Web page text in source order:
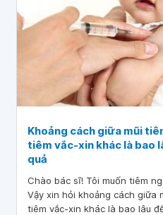
Khoảng cách giữa mũi
tiêm vắc-xin khác là bao
quả
Chào bác sĩ! Tôi muốn tiêm
Vậy xin hỏi khoảng cách giữa
tiêm vắc-xin khác là bao lâu